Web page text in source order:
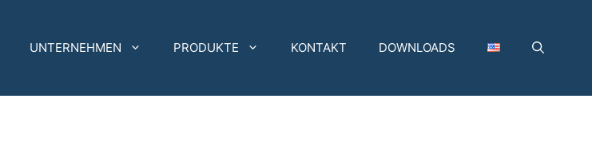
UNTERNEHMEN PRODUKTE KONTAKT DOWNLOADS